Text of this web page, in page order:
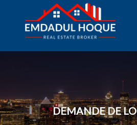
DEMANDE DE